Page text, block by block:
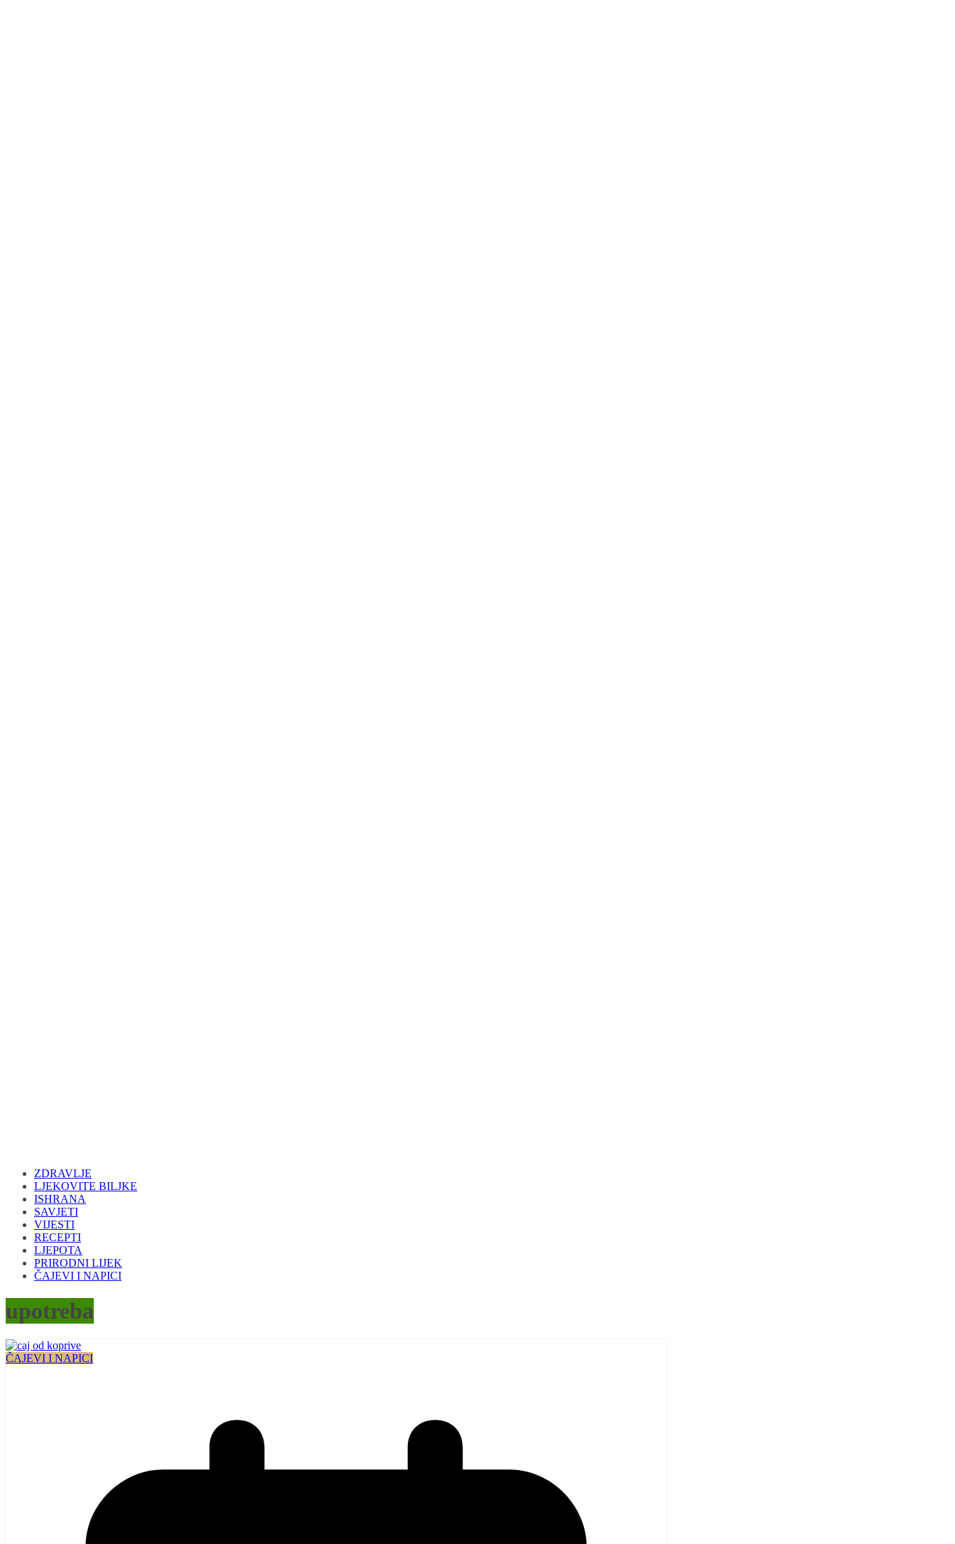
ZDRAVLJE
LJEKOVITE BILJKE
ISHRANA
SAVJETI
VIJESTI
RECEPTI
LJEPOTA
PRIRODNI LIJEK
ČAJEVI I NAPICI
upotreba
ČAJEVI I NAPICI